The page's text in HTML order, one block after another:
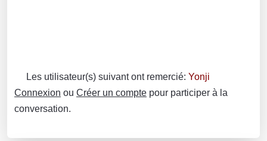
Les utilisateur(s) suivant ont remercié: Yonji
Connexion ou Créer un compte pour participer à la
conversation.